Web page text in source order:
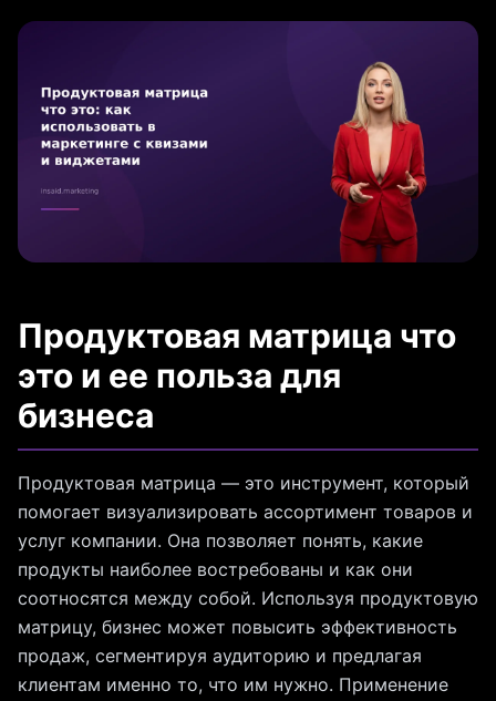
Продуктовая матрица что
это и ее польза для
бизнеса
Продуктовая матрица — это инструмент, который
помогает визуализировать ассортимент товаров и
услуг компании. Она позволяет понять, какие
продукты наиболее востребованы и как они
соотносятся между собой. Используя продуктовую
матрицу, бизнес может повысить эффективность
продаж, сегментируя аудиторию и предлагая
клиентам именно то, что им нужно. Применение